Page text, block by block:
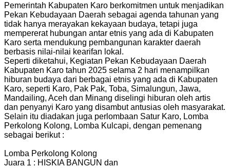
Pemerintah Kabupaten Karo berkomitmen untuk menjadikan
Pekan Kebudayaan Daerah sebagai agenda tahunan yang
tidak hanya merayakan kekayaan budaya, tetapi juga
mempererat hubungan antar etnis yang ada di Kabupaten
Karo serta mendukung pembangunan karakter daerah
berbasis nilai-nilai kearifan lokal.
Seperti diketahui, Kegiatan Pekan Kebudayaan Daerah
Kabupaten Karo tahun 2025 selama 2 hari menampilkan
hiburan budaya dari berbagai etnis yang ada di Kabupaten
Karo, seperti Karo, Pak Pak, Toba, Simalungun, Jawa,
Mandailing, Aceh dan Minang diselingi hiburan oleh artis
dan penyanyi Karo yang disambut antusias oleh masyarakat.
Selain itu diadakan juga perlombaan Satur Karo, Lomba
Perkolong Kolong, Lomba Kulcapi, dengan pemenang
sebagai berikut :
Lomba Perkolong Kolong
Juara 1 : HISKIA BANGUN dan